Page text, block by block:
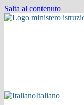
Salta al contenuto
Italiano